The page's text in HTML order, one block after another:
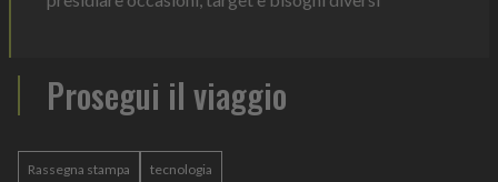
Prosegui il viaggio
Rassegna stampa tecnologia